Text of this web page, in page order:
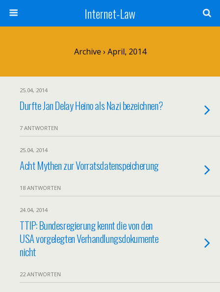
Internet-Law
Archive › April, 2014
25.04, 2014
Durfte Jan Delay Heino als Nazi bezeichnen?
7 ANTWORTEN
25.04, 2014
Acht Mythen zur Vorratsdatenspeicherung
18 ANTWORTEN
24.04, 2014
TTIP: Bundesregierung kennt die von den
USA vorgelegten Verhandlungsdokumente
nicht
22 ANTWORTEN